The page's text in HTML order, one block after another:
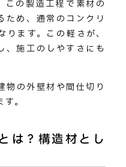
この製造工程で素材の
ため、通常のコンクリ
ます。この軽さが、
、施工のしやすさにも
物の外壁材や間仕切り
。
は？構造材とし